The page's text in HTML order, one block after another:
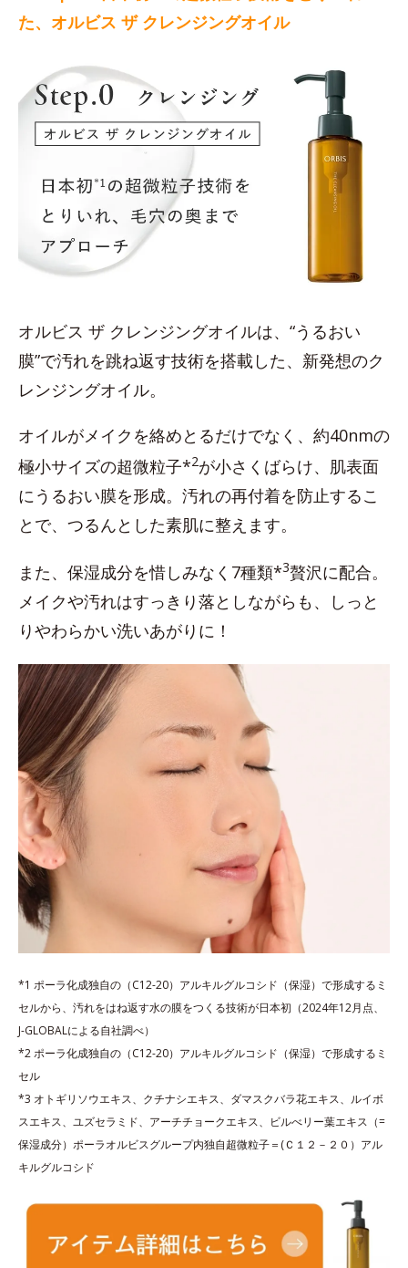
た、オルビス ザ クレンジングオイル
オルビス ザ クレンジングオイルは、“うるおい
膜”で汚れを跳ね返す技術を搭載した、新発想のク
レンジングオイル。
オイルがメイクを絡めとるだけでなく、約40nmの
極小サイズの超微粒子*2が小さくばらけ、肌表面
にうるおい膜を形成。汚れの再付着を防止するこ
とで、つるんとした素肌に整えます。
また、保湿成分を惜しみなく7種類*3贅沢に配合。
メイクや汚れはすっきり落としながらも、しっと
りやわらかい洗いあがりに！
*1 ポーラ化成独自の（C12-20）アルキルグルコシド（保湿）で形成するミ
セルから、汚れをはね返す水の膜をつくる技術が日本初（2024年12月点、
J-GLOBALによる自社調べ）
*2 ポーラ化成独自の（C12-20）アルキルグルコシド（保湿）で形成するミ
セル
*3 オトギリソウエキス、クチナシエキス、ダマスクバラ花エキス、ルイボ
スエキス、ユズセラミド、アーチチョークエキス、ビルべリー葉エキス（=
保湿成分）ポーラオルビスグループ内独自超微粒子＝(Ｃ１２－２０）アル
キルグルコシド